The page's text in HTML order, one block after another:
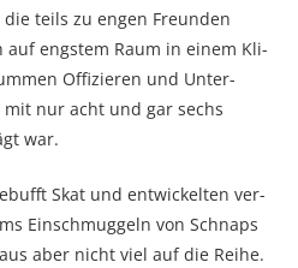
teils zu engen Freunden
engstem Raum in einem Kli­
Offizieren und Unter­
nur acht und gar sechs
war.
Skat und entwickelten ver­
Ein­schmuggeln von Schnaps
aber nicht viel auf die Reihe.